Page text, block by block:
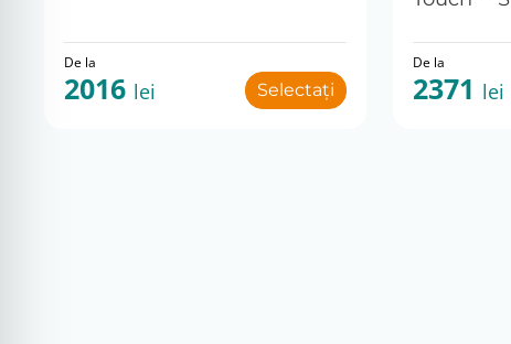
De la
2016 lei Selectați
De la
2371 lei